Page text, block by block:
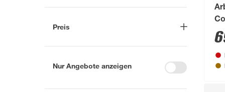
Lieferung nach Hause (18)
bestellbar (174)
Preis
Nur Angebote anzeigen